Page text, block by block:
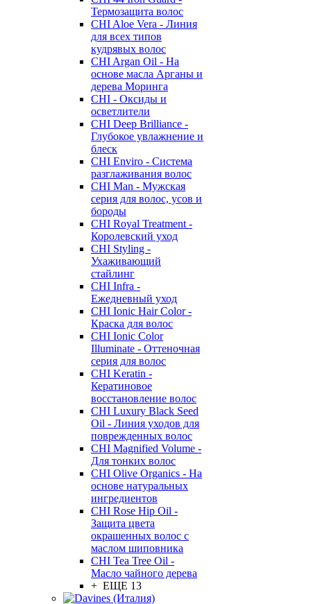
Термозащита волос
CHI Aloe Vera - Линия
для всех типов
кудрявых волос
CHI Argan Oil - На
основе масла Арганы и
дерева Моринга
CHI - Оксиды и
осветлители
CHI Deep Brilliance -
Глубокое увлажнение и
блеск
CHI Enviro - Система
разглаживания волос
CHI Man - Мужская
серия для волос, усов и
бороды
CHI Royal Treatment -
Королевский уход
CHI Styling -
Ухаживающий
стайлинг
CHI Infra -
Ежедневный уход
CHI Ionic Hair Color -
Краска для волос
CHI Ionic Color
Illuminate - Оттеночная
серия для волос
CHI Keratin -
Кератиновое
восстановление волос
CHI Luxury Black Seed
Oil - Линия уходов для
поврежденных волос
CHI Magnified Volume -
Для тонких волос
CHI Olive Organics - На
основе натуральных
ингредиентов
CHI Rose Hip Oil -
Защита цвета
окрашенных волос с
маслом шиповника
CHI Tea Tree Oil -
Масло чайного дерева
+ ЕЩЕ 13